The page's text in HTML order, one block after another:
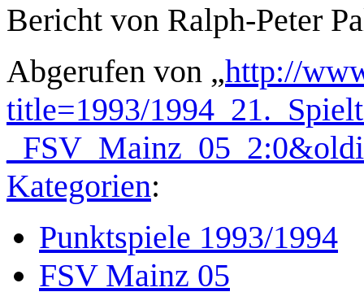
Bericht von Ralph-Peter
Abgerufen von „http://
title=1993/
Kategorien:
Punktspiele 1993/1994
FSV Mainz 05